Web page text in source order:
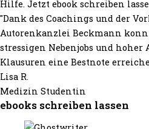
Hilfe. Jetzt ebook schreiben
"Dank des Coachings und der
Autorenkanzlei Beckmann
stressigen Nebenjobs und hoher
Klausuren eine Bestnote
Lisa R.
Medizin Studentin
ebooks schreiben lassen